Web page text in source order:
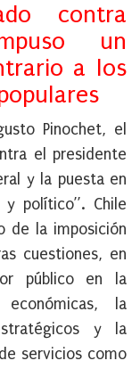
contra
un
a los
Pinochet, el
el presidente
y la puesta en
político”. Chile
de la imposición
cuestiones, en
público en la
la
y la
servicios como